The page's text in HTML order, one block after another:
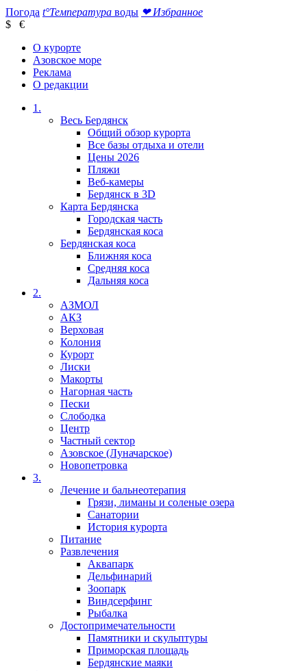
Погода t°Температура воды ❤Избранное
$ €
О курорте
Азовское море
Реклама
О редакции
1.
Весь Бердянск
Общий обзор курорта
Все базы отдыха и отели
Цены 2026
Пляжи
Веб-камеры
Бердянск в 3D
Карта Бердянска
Городская часть
Бердянская коса
Бердянская коса
Ближняя коса
Средняя коса
Дальняя коса
2.
АЗМОЛ
АКЗ
Верховая
Колония
Курорт
Лиски
Макорты
Нагорная часть
Пески
Слободка
Центр
Частный сектор
Азовское (Луначарское)
Новопетровка
3.
Лечение и бальнеотерапия
Грязи, лиманы и соленые озера
Санатории
История курорта
Питание
Развлечения
Аквапарк
Дельфинарий
Зоопарк
Виндсерфинг
Рыбалка
Достопримечательности
Памятники и скульптуры
Приморская площадь
Бердянские маяки